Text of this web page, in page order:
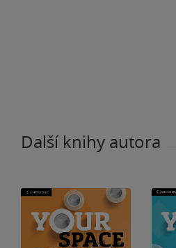
Další knihy autora